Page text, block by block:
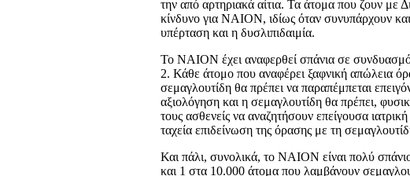
την από αρτηριακά αίτια. Τα άτομα που ζουν με
κίνδυνο για NAION, ιδίως όταν συνυπάρχουν
υπέρταση και η δυσλιπιδαιμία.
Το NAION έχει αναφερθεί σπάνια σε
2. Κάθε άτομο που αναφέρει ξαφνική απώλεια
σεμαγλουτίδη θα πρέπει να παραπέμπεται
αξιολόγηση και η σεμαγλουτίδη θα πρέπει,
τους ασθενείς να αναζητήσουν επείγουσα
ταχεία επιδείνωση της όρασης με τη
Και πάλι, συνολικά, το NAION είναι πολύ
και 1 στα 10.000 άτομα που λαμβάνουν